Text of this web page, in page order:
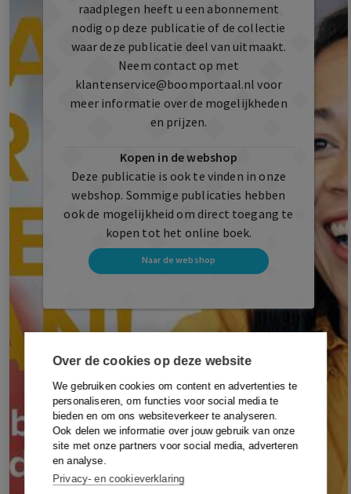
Over de cookies op deze website
We gebruiken cookies om content en advertenties te
personaliseren, om functies voor social media te
bieden en om ons websiteverkeer te analyseren.
Ook delen we informatie over jouw gebruik van onze
site met onze partners voor social media, adverteren
en analyse.
Privacy- en cookieverklaring
raadplegen heeft u een abonnement
nodig op deze publicatie of de collectie
waar deze publicatie deel van uitmaakt.
Neem contact op met
klantenservice@boomportaal.nl voor
meer informatie over de mogelijkheden
en prijzen.
Kopen in de webshop
Deze publicatie is ook te vinden in onze
webshop. Sommige publicaties hebben
ook de mogelijkheid om direct toegang te
kopen tot het online boek.
Naar de webshop